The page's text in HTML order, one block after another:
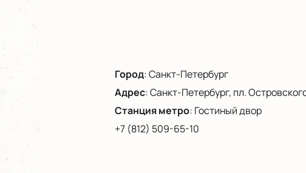
Город:Санкт-Петербург
Адрес:Санкт-Петербург, пл.
Станция метро: Гостиный двор
+7 (812) 509-65-10